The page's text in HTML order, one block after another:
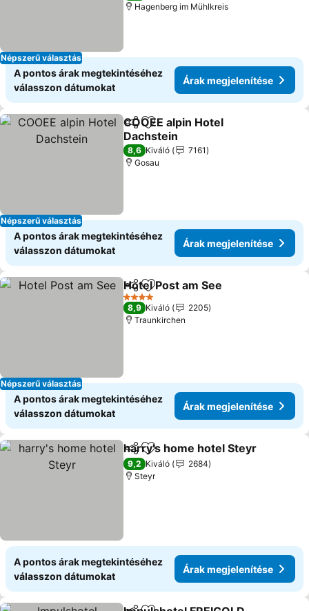
Népszerű választás
Hagenberg im Mühlkreis
A pontos árak megtekintéséhez
válasszon dátumokat
Árak megjelenítése
Népszerű választás
Megosztás
Hozzáadás a kedvencekhez
COOEE alpin Hotel
Dachstein
Árak megjelenítése
8,6 Kiváló
7161
Gosau
A pontos árak megtekintéséhez
válasszon dátumokat
Árak megjelenítése
Népszerű választás
Megosztás
Hozzáadás a kedvencekhez
Hotel Post am See
4 Kategória
8,9 Kiváló
2205
Traunkirchen
A pontos árak megtekintéséhez
válasszon dátumokat
Árak megjelenítése
Megosztás
Hozzáadás a kedvencekhez
harry's home hotel Steyr
9,2 Kiváló
2684
Steyr
A pontos árak megtekintéséhez
válasszon dátumokat
Árak megjelenítése